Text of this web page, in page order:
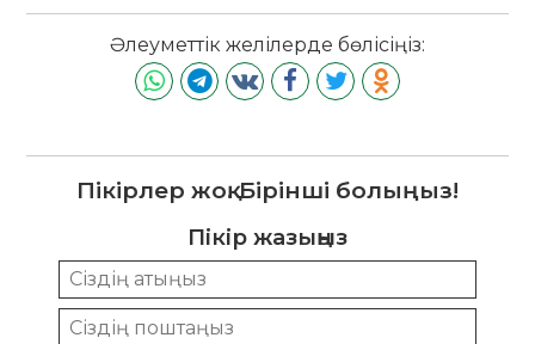
Әлеуметтік желілерде бөлісіңіз:
Пікірлер жоқ. Бірінші болыңыз!
Пікір жазыңыз